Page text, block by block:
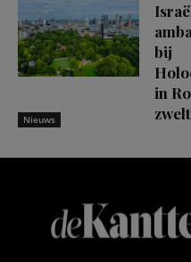
Nieuws
bij
in